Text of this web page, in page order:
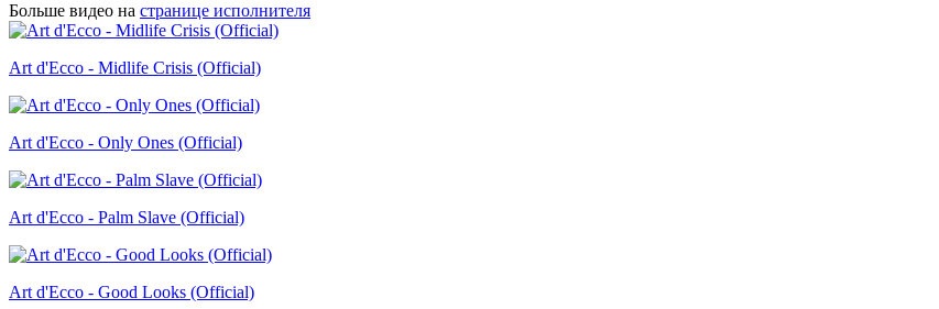
Больше видео на странице исполнителя
Art d'Ecco - Midlife Crisis (Official)
Art d'Ecco - Only Ones (Official)
Art d'Ecco - Palm Slave (Official)
Art d'Ecco - Good Looks (Official)